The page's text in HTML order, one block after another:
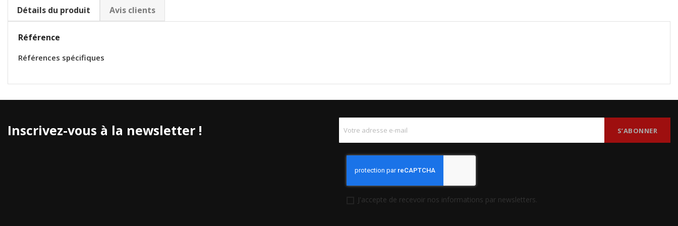
Détails du produit Avis clients
Référence
Références spécifiques
Inscrivez-vous à la newsletter !
J'accepte de recevoir nos informations par newsletters.